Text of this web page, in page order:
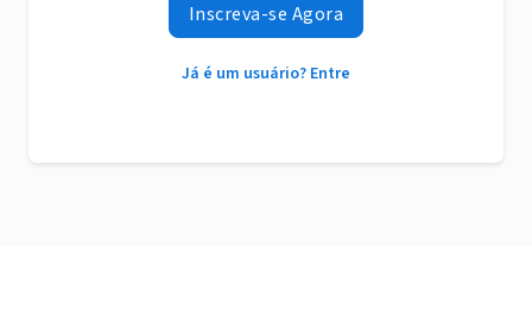
Inscreva-se Agora
Já é um usuário? Entre